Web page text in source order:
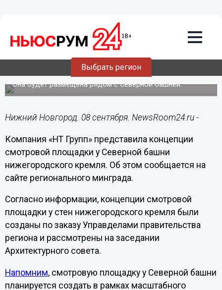
Выбрать регион
08.09.202017:09
Опубликованы варианты смотровой
площадки у нижегородского кремля
Она будет размещена рядом с Северной башней.
Нижний Новгород. 08 сентября. NewsRoom24.ru -
Компания «НТ Групп» представила концепции
смотровой площадки у Северной башни
нижегородского кремля. Об этом сообщается на
сайте регионального минграда.
Согласно информации, концепции смотровой
площадки у стен нижегородского кремля были
созданы по заказу Управделами правительства
региона и рассмотрены на заседании
Архитектурного совета.
Напомним, смотровую площадку у Северной башни
планируется создать в рамках масштабного